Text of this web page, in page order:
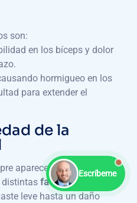
son:
en los bíceps y dolor
hormigueo en los
para extender el
de la
aparece de golpe; en
distintas fases de
leve hasta un daño
Escríbeme